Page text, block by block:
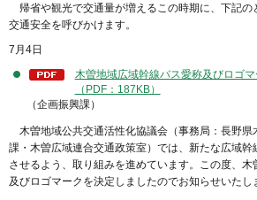
帰省や観光で交通量が増えるこの時期に、下記の
交通安全を呼びかけます。
7月4日
木曽地域広域幹線バス愛称及びロゴ
（PDF：187KB）
（企画振興課）
木曽地域公共交通活性化協議会（事務局：長野県
課・木曽広域連合交通政策室）では、新たな広域
させるよう、取り組みを進めています。この度、
及びロゴマークを決定しましたのでお知らせいたし